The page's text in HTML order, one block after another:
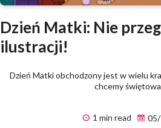
Dzień Matki: Nie
ilustracji!
Dzień Matki obchodzony jest w wielu
chcemy
1 min read